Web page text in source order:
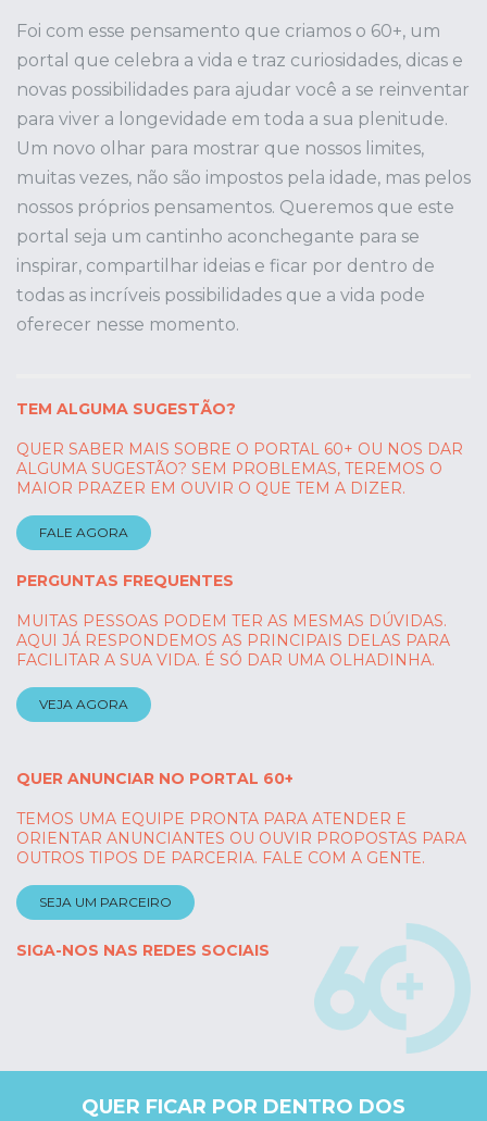
Foi com esse pensamento que criamos o 60+, um
portal que celebra a vida e traz curiosidades, dicas e
novas possibilidades para ajudar você a se reinventar
para viver a longevidade em toda a sua plenitude.
Um novo olhar para mostrar que nossos limites,
muitas vezes, não são impostos pela idade, mas pelos
nossos próprios pensamentos. Queremos que este
portal seja um cantinho aconchegante para se
inspirar, compartilhar ideias e ficar por dentro de
todas as incríveis possibilidades que a vida pode
oferecer nesse momento.
TEM ALGUMA SUGESTÃO?
QUER SABER MAIS SOBRE O PORTAL 60+ OU NOS DAR
ALGUMA SUGESTÃO? SEM PROBLEMAS, TEREMOS O
MAIOR PRAZER EM OUVIR O QUE TEM A DIZER.
FALE AGORA
PERGUNTAS FREQUENTES
MUITAS PESSOAS PODEM TER AS MESMAS DÚVIDAS.
AQUI JÁ RESPONDEMOS AS PRINCIPAIS DELAS PARA
FACILITAR A SUA VIDA. É SÓ DAR UMA OLHADINHA.
VEJA AGORA
QUER ANUNCIAR NO PORTAL 60+
TEMOS UMA EQUIPE PRONTA PARA ATENDER E
ORIENTAR ANUNCIANTES OU OUVIR PROPOSTAS PARA
OUTROS TIPOS DE PARCERIA. FALE COM A GENTE.
SEJA UM PARCEIRO
SIGA-NOS NAS REDES SOCIAIS
QUER FICAR POR DENTRO DOS